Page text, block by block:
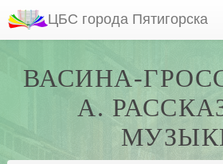
ЦБС города Пятигорска
ВАСИНА-
А.